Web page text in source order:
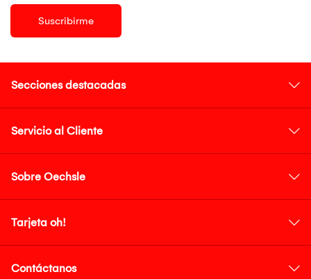
Suscribirme
Secciones destacadas
Servicio al Cliente
Sobre Oechsle
Tarjeta oh!
Contáctanos